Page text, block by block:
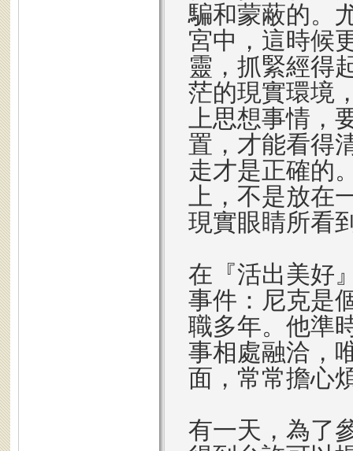
騙和蒙蔽的。
宮中，這時候
靈，抓緊經得
茫的現實環境
上思想事情，
置，才能看得
走才是正確的
上，不是放在
現實眼睛所看
在『活出美好
事件：尼克是
職多年。他準
事相處融洽，
面，常常擔心
有一天，為了